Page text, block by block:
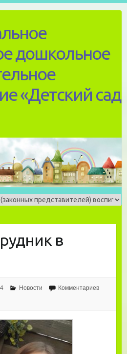
дошкольное
«Детский сад
в
Новости
Комментариев